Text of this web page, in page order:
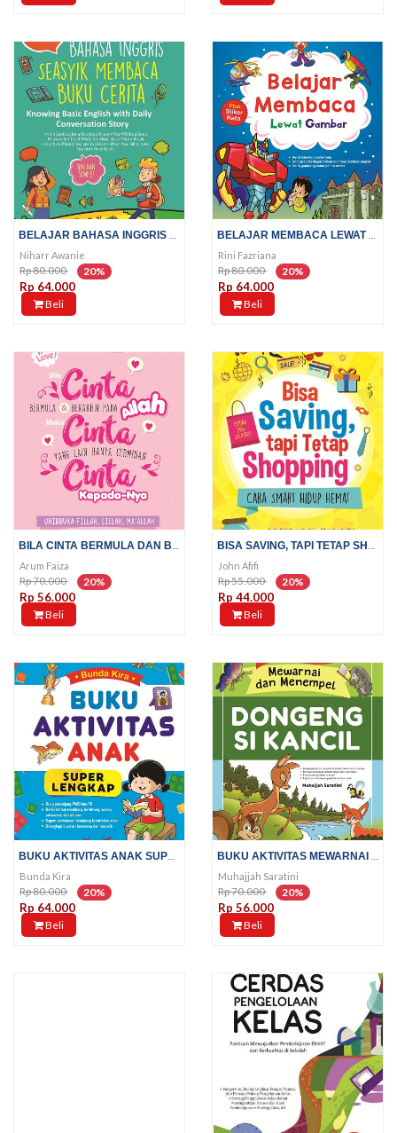
Niharr Awanie
Rp 80.000 20%
Rp 64.000
Beli
Rini Fazriana
Rp 80.000 20%
Rp 64.000
Beli
Arum Faiza
Rp 70.000 20%
Rp 56.000
Beli
John Afifi
Rp 55.000 20%
Rp 44.000
Beli
Bunda Kira
Rp 80.000 20%
Rp 64.000
Beli
Muhajjah Saratini
Rp 70.000 20%
Rp 56.000
Beli